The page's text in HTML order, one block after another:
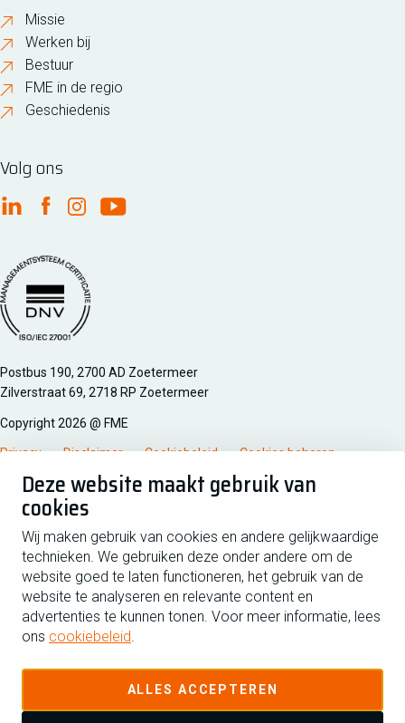
Deze website maakt gebruik van
cookies
Wij maken gebruik van cookies en andere gelijkwaardige
technieken. We gebruiken deze onder andere om de
website goed te laten functioneren, het gebruik van de
website te analyseren en relevante content en
advertenties te kunnen tonen. Voor meer informatie, lees
ons cookiebeleid.
ALLES ACCEPTEREN
Missie
Werken bij
Bestuur
FME in de regio
Geschiedenis
Volg ons
FME Linkedin
FME Facebook
FME Instagram
FME Youtube
Managementsyteem certificatie DNV iso/iec 27001
Postbus 190, 2700 AD Zoetermeer
Zilverstraat 69, 2718 RP Zoetermeer
Copyright 2026 @ FME
Privacy Disclaimer Cookiebeleid Cookies beheren
Schrijf je in voor de nieuwsbrief
Voornaam
Achternaam